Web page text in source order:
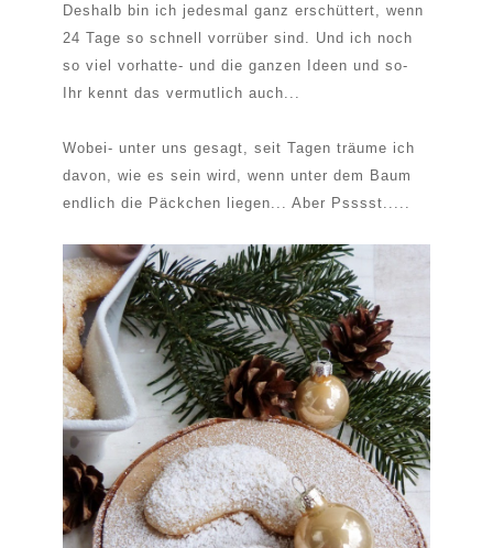
Deshalb bin ich jedesmal ganz erschüttert, wenn
24 Tage so schnell vorrüber sind. Und ich noch
so viel vorhatte- und die ganzen Ideen und so-
Ihr kennt das vermutlich auch...
Wobei- unter uns gesagt, seit Tagen träume ich
davon, wie es sein wird, wenn unter dem Baum
endlich die Päckchen liegen... Aber Psssst.....